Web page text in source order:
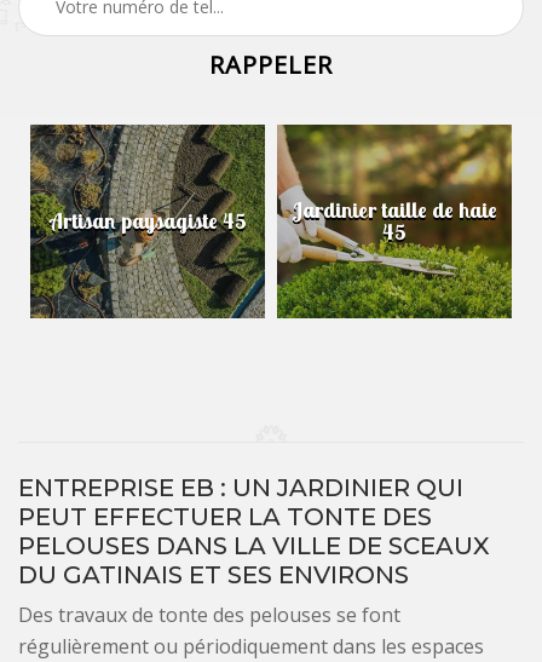
Artisan paysagiste 45 Jardinier taille de haie
45
ENTREPRISE EB : UN JARDINIER QUI
PEUT EFFECTUER LA TONTE DES
PELOUSES DANS LA VILLE DE SCEAUX
DU GATINAIS ET SES ENVIRONS
Des travaux de tonte des pelouses se font
régulièrement ou périodiquement dans les espaces